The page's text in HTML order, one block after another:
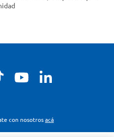
con nosotros acá